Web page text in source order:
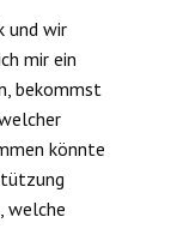
und wir
mir ein
bekommst
könnte
welche